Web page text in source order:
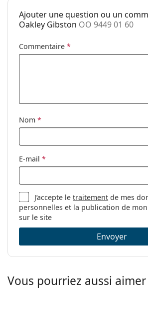
Sexe:
Pour hommes
Catégorie:
Lunettes de soleil
Marque:
correction:
Ajouter une question ou un
Oakley Gibston OO 9449 01 60
Commentaire *
Nom *
E-mail *
J’accepte letraitement de mes
personnelles et la publication de
sur le site
Envoyer
Vous pourriez aussi aimer